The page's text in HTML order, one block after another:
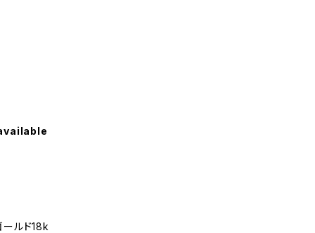
ールド18k